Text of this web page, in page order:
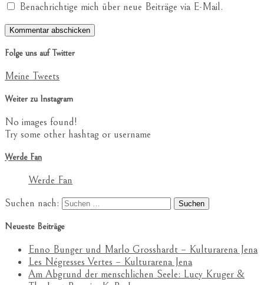
Benachrichtige mich über neue Beiträge via E-Mail.
Folge uns auf Twitter
Meine Tweets
Weiter zu Instagram
No images found!
Try some other hashtag or username
Werde Fan
Werde Fan
Suchen nach:
Neueste Beiträge
Enno Bunger und Marlo Grosshardt – Kulturarena Jena
Les Négresses Vertes – Kulturarena Jena
Am Abgrund der menschlichen Seele: Lucy Kruger &